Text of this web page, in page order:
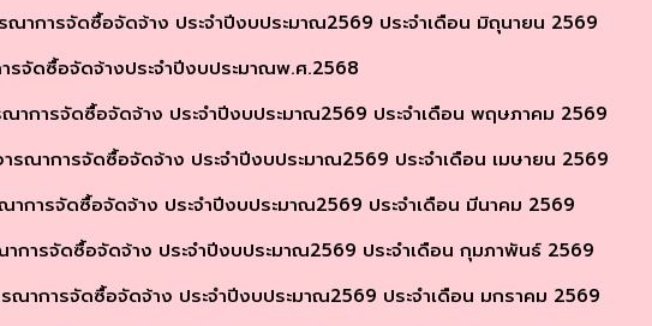
ณาการจัดซื้อจัดจ้าง ประจำปีงบประมาณ2569 ประจำเดือน มิถุนายน 2569
รจัดซื้อจัดจ้างประจำปีงบประมาณพ.ศ.2568
ณาการจัดซื้อจัดจ้าง ประจำปีงบประมาณ2569 ประจำเดือน พฤษภาคม 2569
รณาการจัดซื้อจัดจ้าง ประจำปีงบประมาณ2569 ประจำเดือน เมษายน 2569
าการจัดซื้อจัดจ้าง ประจำปีงบประมาณ2569 ประจำเดือน มีนาคม 2569
การจัดซื้อจัดจ้าง ประจำปีงบประมาณ2569 ประจำเดือน กุมภาพันธ์ 2569
ณาการจัดซื้อจัดจ้าง ประจำปีงบประมาณ2569 ประจำเดือน มกราคม 2569